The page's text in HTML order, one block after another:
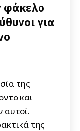
φάκελο
για
της
και
αυτοί.
της